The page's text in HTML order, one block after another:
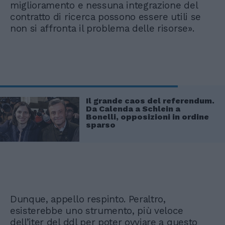
miglioramento e nessuna integrazione del
contratto di ricerca possono essere utili se
non si affronta il problema delle risorse».
Il grande caos del referendum.
Da Calenda a Schlein a
Bonelli, opposizioni in ordine
sparso
Dunque, appello respinto. Peraltro,
esisterebbe uno strumento, più veloce
dell’iter del ddl per poter ovviare a questo